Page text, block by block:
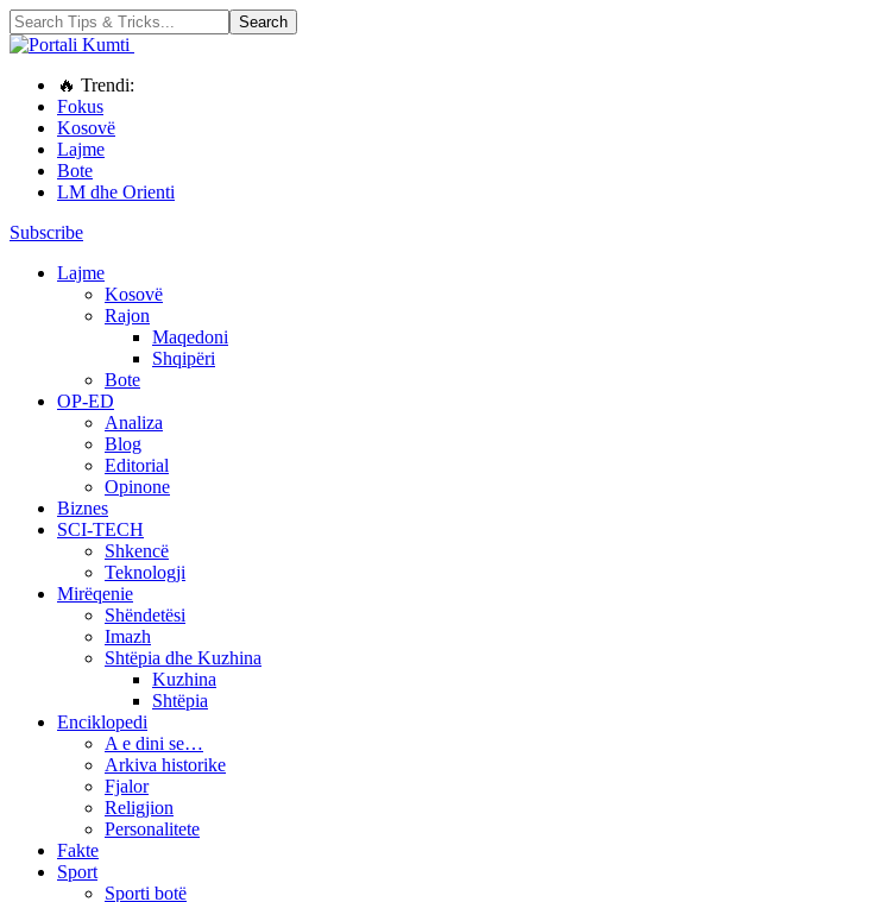
🔥 Trendi:
Fokus
Kosovë
Lajme
Bote
LM dhe Orienti
Subscribe
Lajme
Kosovë
Rajon
Maqedoni
Shqipëri
Bote
OP-ED
Analiza
Blog
Editorial
Opinone
Biznes
SCI-TECH
Shkencë
Teknologji
Mirëqenie
Shëndetësi
Imazh
Shtëpia dhe Kuzhina
Kuzhina
Shtëpia
Enciklopedi
A e dini se…
Arkiva historike
Fjalor
Religjion
Personalitete
Fakte
Sport
Sporti botë